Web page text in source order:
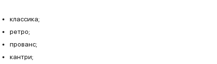
классика;
ретро;
прованс;
кантри;